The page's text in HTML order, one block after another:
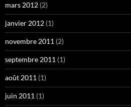
mars 2012 (2)
janvier 2012 (1)
novembre 2011 (2)
septembre 2011 (1)
août 2011 (1)
juin 2011 (1)